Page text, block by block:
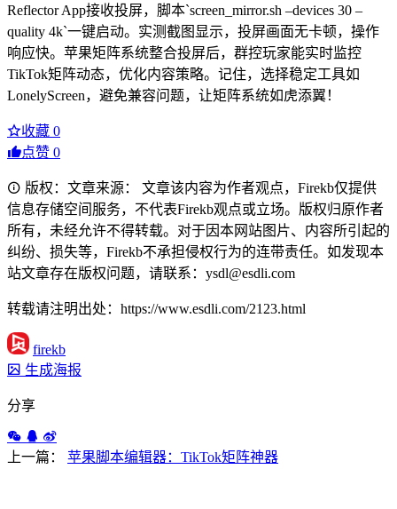
Reflector App接收投屏，脚本`screen_mirror.sh –devices 30 –
quality 4k`一键启动。实测截图显示，投屏画面无卡顿，操作
响应快。苹果矩阵系统整合投屏后，群控玩家能实时监控
TikTok矩阵动态，优化内容策略。记住，选择稳定工具如
LonelyScreen，避免兼容问题，让矩阵系统如虎添翼！
收藏 0
点赞 0
版权：文章来源： 文章该内容为作者观点，Firekb仅提供
信息存储空间服务，不代表Firekb观点或立场。版权归原作者
所有，未经允许不得转载。对于因本网站图片、内容所引起的
纠纷、损失等，Firekb不承担侵权行为的连带责任。如发现本
站文章存在版权问题，请联系：ysdl@esdli.com
转载请注明出处：https://www.esdli.com/2123.html
firekb
生成海报
分享
上一篇： 苹果脚本编辑器：TikTok矩阵神器